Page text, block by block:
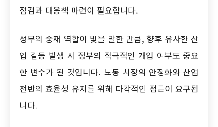
점검과 대응책 마련이 필요합니다.
정부의 중재 역할이 빛을 발한 만큼, 향후 유사한 산
업 갈등 발생 시 정부의 적극적인 개입 여부도 중요
한 변수가 될 것입니다. 노동 시장의 안정화와 산업
전반의 효율성 유지를 위해 다각적인 접근이 요구됩
니다.